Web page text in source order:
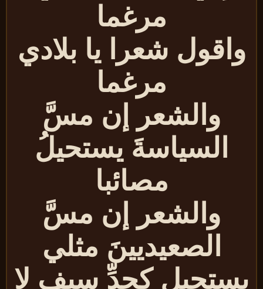
مرغما
شعرا يا بلادي
مرغما
والشعر إن مسَّ
السياسةَ يستحيلُ
مصائبا
والشعر إن مسَّ
الصعيديينَ مثلي
كحدِّ سيفٍ لا